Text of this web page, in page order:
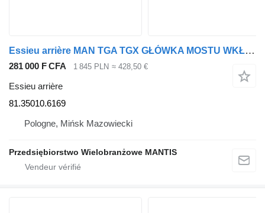
Essieu arrière MAN TGA TGX GŁÓWKA MOSTU WKŁAD DYFER 37:10 81.35010.6169 pour tracteur routier
281 000 F CFA 1 845 PLN ≈ 428,50 €
Essieu arrière
81.35010.6169
Pologne, Mińsk Mazowiecki
Przedsiębiorstwo Wielobranżowe MANTIS